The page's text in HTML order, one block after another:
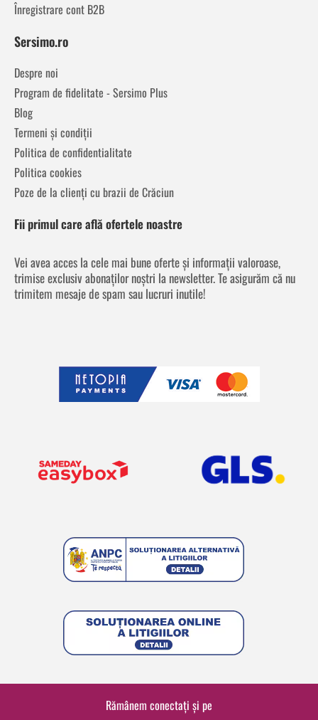
Înregistrare cont B2B
Sersimo.ro
Despre noi
Program de fidelitate - Sersimo Plus
Blog
Termeni și condiții
Politica de confidentialitate
Politica cookies
Poze de la clienți cu brazii de Crăciun
Fii primul care află ofertele noastre
Vei avea acces la cele mai bune oferte și informații valoroase,
trimise exclusiv abonaților noștri la newsletter. Te asigurăm că nu
trimitem mesaje de spam sau lucruri inutile!
Rămânem conectați și pe